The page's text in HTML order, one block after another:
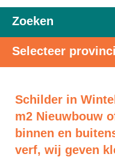
Zoeken
Selecteer
Schilder in
m2 Nieuwbouw
binnen en
verf, wij geven